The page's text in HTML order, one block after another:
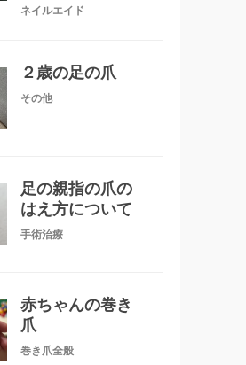
ネイルエイド
２歳の足の爪
その他
足の親指の爪の
はえ方について
手術治療
赤ちゃんの巻き
爪
巻き爪全般